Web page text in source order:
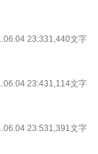
23:331,440文字
23:431,114文字
23:531,391文字